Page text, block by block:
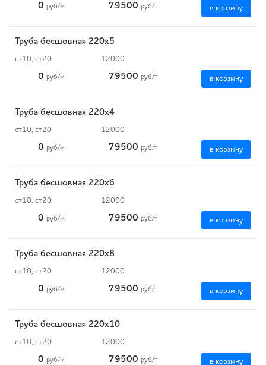
0 руб/м 79500 руб/т в корзину
Труба бесшовная 220х5
ст10, ст20 12000
0 руб/м 79500 руб/т в корзину
Труба бесшовная 220х4
ст10, ст20 12000
0 руб/м 79500 руб/т в корзину
Труба бесшовная 220х6
ст10, ст20 12000
0 руб/м 79500 руб/т в корзину
Труба бесшовная 220х8
ст10, ст20 12000
0 руб/м 79500 руб/т в корзину
Труба бесшовная 220х10
ст10, ст20 12000
0 руб/м 79500 руб/т в корзину